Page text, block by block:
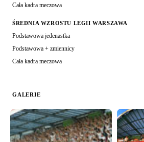
Cała kadra meczowa
ŚREDNIA WZROSTU LEGII WARSZAWA
Podstawowa jedenastka
Podstawowa + zmiennicy
Cała kadra meczowa
GALERIE